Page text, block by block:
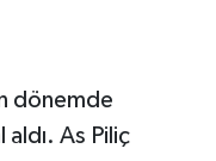
dönemde
As Piliç